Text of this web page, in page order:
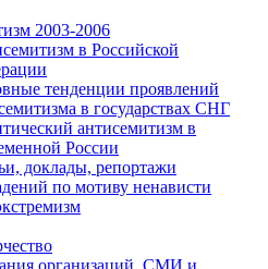
2003-2006
в Российской
тенденции проявлений
в государствах СНГ
антисемитизм в
России
доклады, репортажи
по мотиву ненависти
организаций, СМИ и